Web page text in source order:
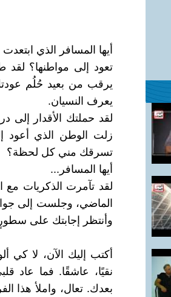
أيها المسافر الذي
تعود إلى مواطنها؟ لقد
يرقب من بعيد حُلُم
يعرف النسيان.
لقد حملتك الأقدار
زلت الوطن الذي أعود
تسرقك مني كل لحظة؟
أيها المسافر...
لقد تآمرت الذكريات
الماضي، وجلست إلى
وأنتظر إجابتك على
أكتب إليك الآن، لا كي
نقيًا، عاشقًا. فما عاد
بعدك. تعال، واملأ هذا